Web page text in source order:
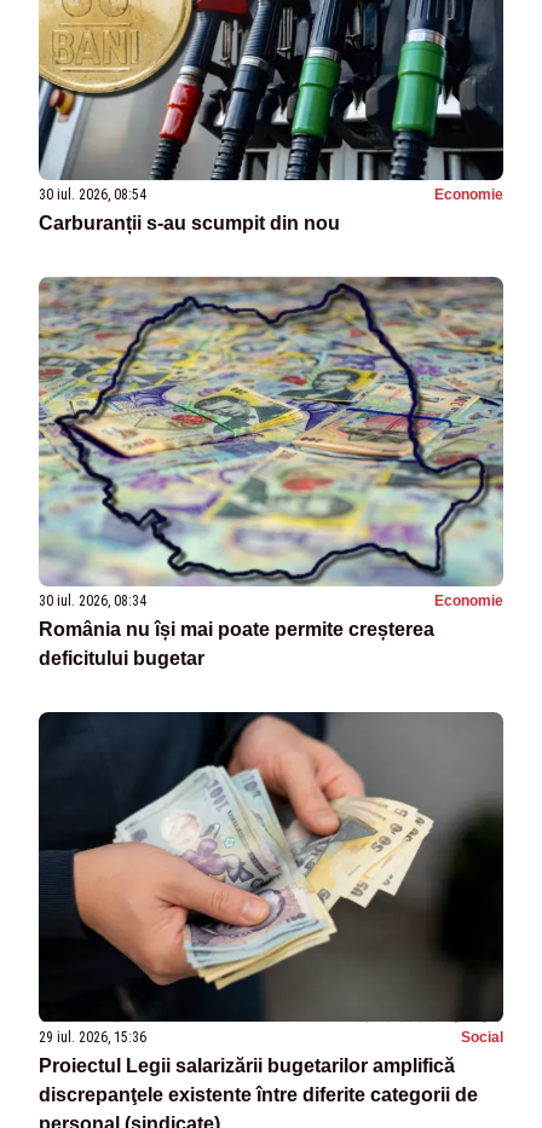
30 iul. 2026, 08:54 Economie
Carburanții s-au scumpit din nou
30 iul. 2026, 08:34 Economie
România nu își mai poate permite creșterea
deficitului bugetar
29 iul. 2026, 15:36 Social
Proiectul Legii salarizării bugetarilor amplifică
discrepanţele existente între diferite categorii de
personal (sindicate)